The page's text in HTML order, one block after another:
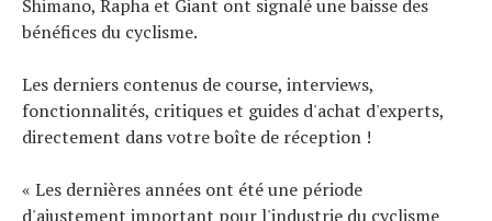
Shimano, Rapha et Giant ont signalé une baisse des
bénéfices du cyclisme.
Les derniers contenus de course, interviews,
fonctionnalités, critiques et guides d'achat d'experts,
directement dans votre boîte de réception !
« Les dernières années ont été une période
d'ajustement important pour l'industrie du cyclisme